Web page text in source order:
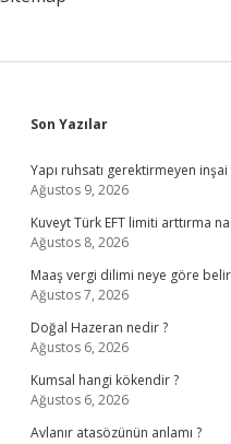
Sidebar
Son Yazılar
Yapı ruhsatı gerektirmeyen
Ağustos 9, 2026
Kuveyt Türk EFT limiti arttırma
Ağustos 8, 2026
Maaş vergi dilimi neye göre
Ağustos 7, 2026
Doğal Hazeran nedir ?
Ağustos 6, 2026
Kumsal hangi kökendir ?
Ağustos 6, 2026
Avlanır atasözünün anlamı ?